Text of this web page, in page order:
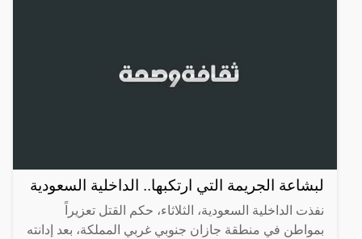
لبشاعة الجريمة التي ارتكبها.. الداخلية السعودية
نفذت الداخلية السعودية، الثلاثاء، حكم القتل تعزيراً
بمواطن في منطقة جازان جنوبي غربي المملكة، بعد إدانته